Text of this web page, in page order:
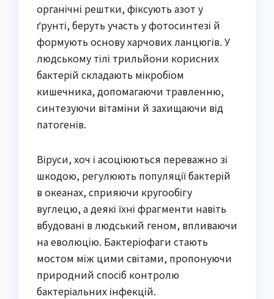
органічні рештки, фіксують азот у
ґрунті, беруть участь у фотосинтезі й
формують основу харчових ланцюгів. У
людському тілі трильйони корисних
бактерій складають мікробіом
кишечника, допомагаючи травленню,
синтезуючи вітаміни й захищаючи від
патогенів.
Віруси, хоч і асоціюються переважно зі
шкодою, регулюють популяції бактерій
в океанах, сприяючи кругообігу
вуглецю, а деякі їхні фрагменти навіть
вбудовані в людський геном, впливаючи
на еволюцію. Бактеріофаги стають
мостом між цими світами, пропонуючи
природний спосіб контролю
бактеріальних інфекцій.